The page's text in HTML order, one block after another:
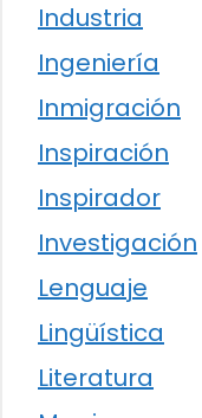
Industria
Ingeniería
Inmigración
Inspiración
Inspirador
Investigación
Lenguaje
Lingüística
Literatura